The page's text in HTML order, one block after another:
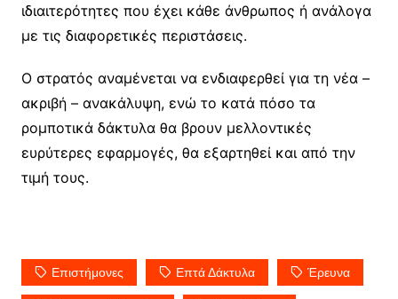
ιδιαιτερότητες που έχει κάθε άνθρωπος ή ανάλογα
με τις διαφορετικές περιστάσεις.
Ο στρατός αναμένεται να ενδιαφερθεί για τη νέα –
ακριβή – ανακάλυψη, ενώ το κατά πόσο τα
ρομποτικά δάκτυλα θα βρουν μελλοντικές
ευρύτερες εφαρμογές, θα εξαρτηθεί και από την
τιμή τους.
Επιστήμονες Επτά Δάκτυλα Έρευνα